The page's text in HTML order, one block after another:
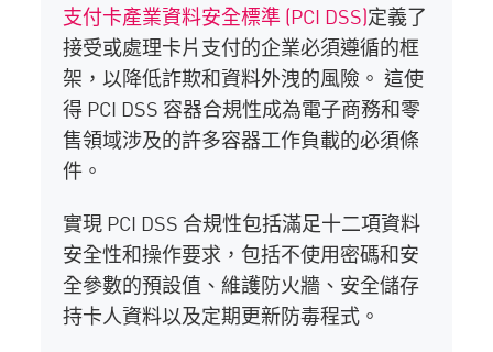
支付卡產業資料安全標準 (PCI DSS)定義了
接受或處理卡片支付的企業必須遵循的框
架，以降低詐欺和資料外洩的風險。 這使
得 PCI DSS 容器合規性成為電子商務和零
售領域涉及的許多容器工作負載的必須條
件。
實現 PCI DSS 合規性包括滿足十二項資料
安全性和操作要求，包括不使用密碼和安
全參數的預設值、維護防火牆、安全儲存
持卡人資料以及定期更新防毒程式。